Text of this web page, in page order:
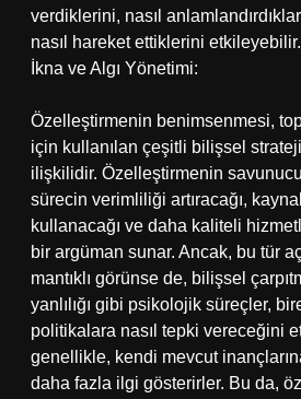
verdiklerini, nasıl
nasıl hareket ettiklerini etkileyebilir.
İkna ve Algı Yönetimi:
Özelleştirmenin benimsenmesi,
için kullanılan çeşitli bilişsel
ilişkilidir. Özelleştirmenin
sürecin verimliliği artıracağı,
kullanacağı ve daha kaliteli
bir argüman sunar. Ancak, bu tür
mantıklı görünse de, bilişsel
yanlılığı gibi psikolojik süreçler,
politikalara nasıl tepki vereceğini
genellikle, kendi mevcut
daha fazla ilgi gösterirler. Bu da,